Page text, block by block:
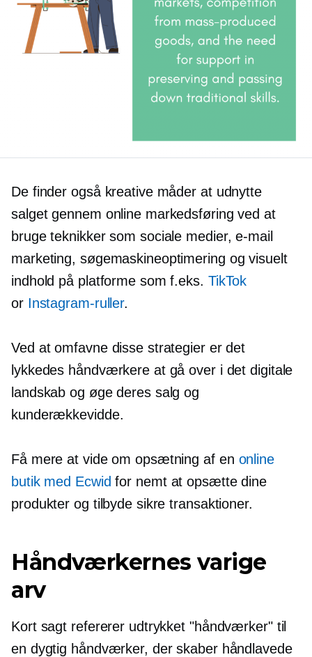
De finder også kreative måder at udnytte
salget gennem online markedsføring ved at
bruge teknikker som sociale medier, e-mail
marketing, søgemaskineoptimering og visuelt
indhold på platforme som f.eks. TikTok
or Instagram-ruller.
Ved at omfavne disse strategier er det
lykkedes håndværkere at gå over i det digitale
landskab og øge deres salg og
kunderækkevidde.
Få mere at vide om opsætning af en online
butik med Ecwid for nemt at opsætte dine
produkter og tilbyde sikre transaktioner.
Håndværkernes varige
arv
Kort sagt refererer udtrykket "håndværker" til
en dygtig håndværker, der skaber håndlavede